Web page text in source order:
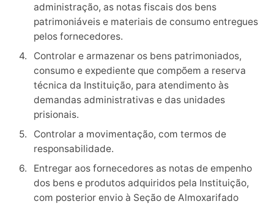
administração, as notas fiscais dos bens
patrimoniáveis e materiais de consumo entregues
pelos fornecedores.
Controlar e armazenar os bens patrimoniados,
consumo e expediente que compõem a reserva
técnica da Instituição, para atendimento às
demandas administrativas e das unidades
prisionais.
Controlar a movimentação, com termos de
responsabilidade.
Entregar aos fornecedores as notas de empenho
dos bens e produtos adquiridos pela Instituição,
com posterior envio à Seção de Almoxarifado